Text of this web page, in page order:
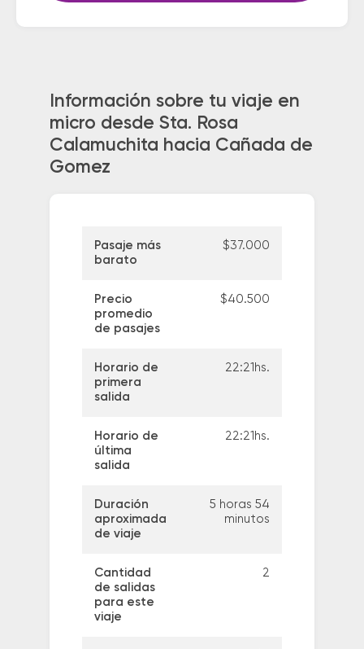
Información sobre tu viaje en
micro desde Sta. Rosa
Calamuchita hacia Cañada de
Gomez
Pasaje más
barato
$37.000
Precio
promedio
de pasajes
$40.500
Horario de
primera
salida
22:21hs.
Horario de
última
salida
22:21hs.
Duración
aproximada
de viaje
5 horas 54
minutos
Cantidad
de salidas
para este
viaje
2